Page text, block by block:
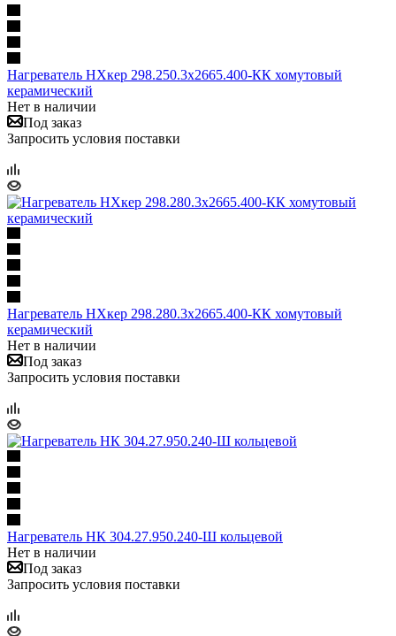
Нагреватель НХкер 298.250.3х2665.400-КК хомутовый
керамический
Нет в наличии
Под заказ
Запросить условия поставки
Нагреватель НХкер 298.280.3х2665.400-КК хомутовый
керамический
Нет в наличии
Под заказ
Запросить условия поставки
Нагреватель НК 304.27.950.240-Ш кольцевой
Нет в наличии
Под заказ
Запросить условия поставки